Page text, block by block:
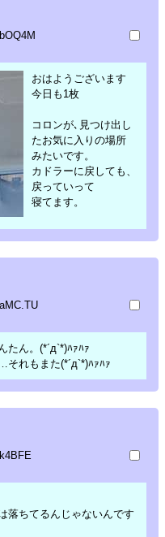
おはようございます
今日も1枚
コロンが､見つけ出し
たお気に入りの場所
みたいです。
カドラーに戻しても、
戻っていって
寝てます。
たん。(*´д`*)ﾊｧﾊｧ
れもまた(*´д`*)ﾊｧﾊｧ
ちてるんじゃないんです